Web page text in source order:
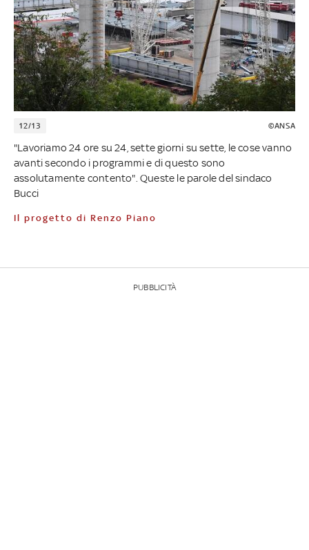
12/13 ©ANSA
"Lavoriamo 24 ore su 24, sette giorni su sette, le cose vanno
avanti secondo i programmi e di questo sono
assolutamente contento". Queste le parole del sindaco
Bucci
Il progetto di Renzo Piano
PUBBLICITÀ